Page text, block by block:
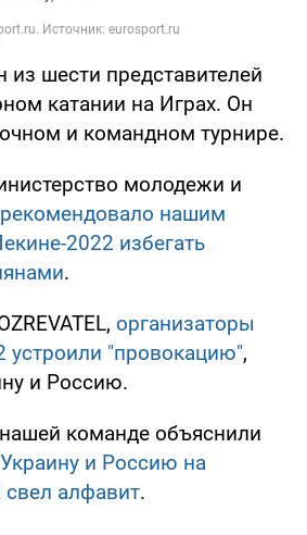
шести представителей
катании на Играх. Он
и командном турнире.
молодежи и
рекомендовало нашим
2022 избегать
.
организаторы
"провокацию",
и Россию.
команде объяснили
Украину и Россию на
алфавит.